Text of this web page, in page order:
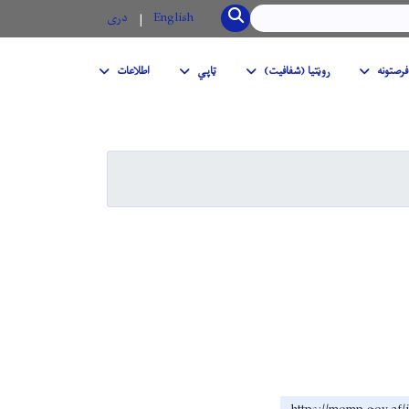
SEARCH
English دری
فرصتونه روڼتیا (شفافیت) ټاپي اطلاعات